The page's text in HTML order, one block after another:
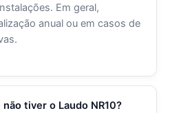
Em geral,
anual ou em casos de
tiver o Laudo NR10?